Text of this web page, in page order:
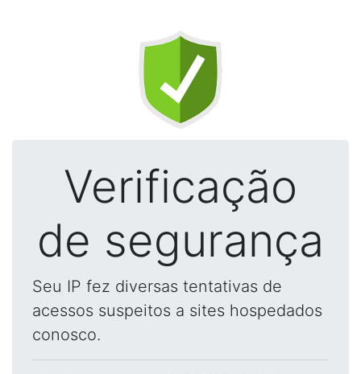
Verificação
de segurança
Seu IP fez diversas tentativas de
acessos suspeitos a sites hospedados
conosco.